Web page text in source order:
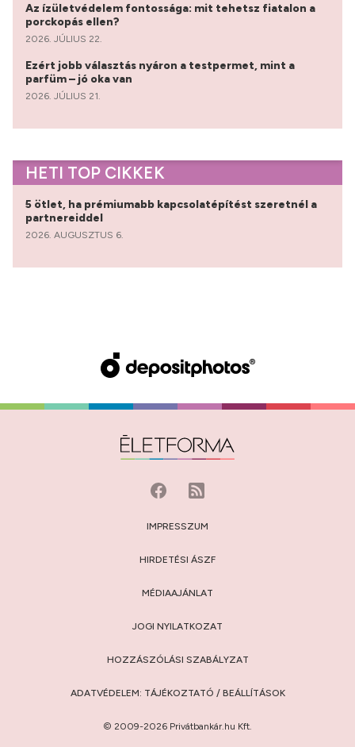
Az ízületvédelem fontossága: mit tehetsz fiatalon a
porckopás ellen?
2026. JÚLIUS 22.
Ezért jobb választás nyáron a testpermet, mint a
parfüm – jó oka van
2026. JÚLIUS 21.
HETI TOP CIKKEK
5 ötlet, ha prémiumabb kapcsolatépítést szeretnél a
partnereiddel
2026. AUGUSZTUS 6.
IMPRESSZUM
HIRDETÉSI ÁSZF
MÉDIAAJÁNLAT
JOGI NYILATKOZAT
HOZZÁSZÓLÁSI SZABÁLYZAT
ADATVÉDELEM: TÁJÉKOZTATÓ / BEÁLLÍTÁSOK
© 2009-2026 Privátbankár.hu Kft.